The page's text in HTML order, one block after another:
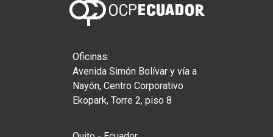
Oficinas:
Avenida Simón Bolívar y vía a
Nayón, Centro Corporativo
Ekopark, Torre 2, piso 8